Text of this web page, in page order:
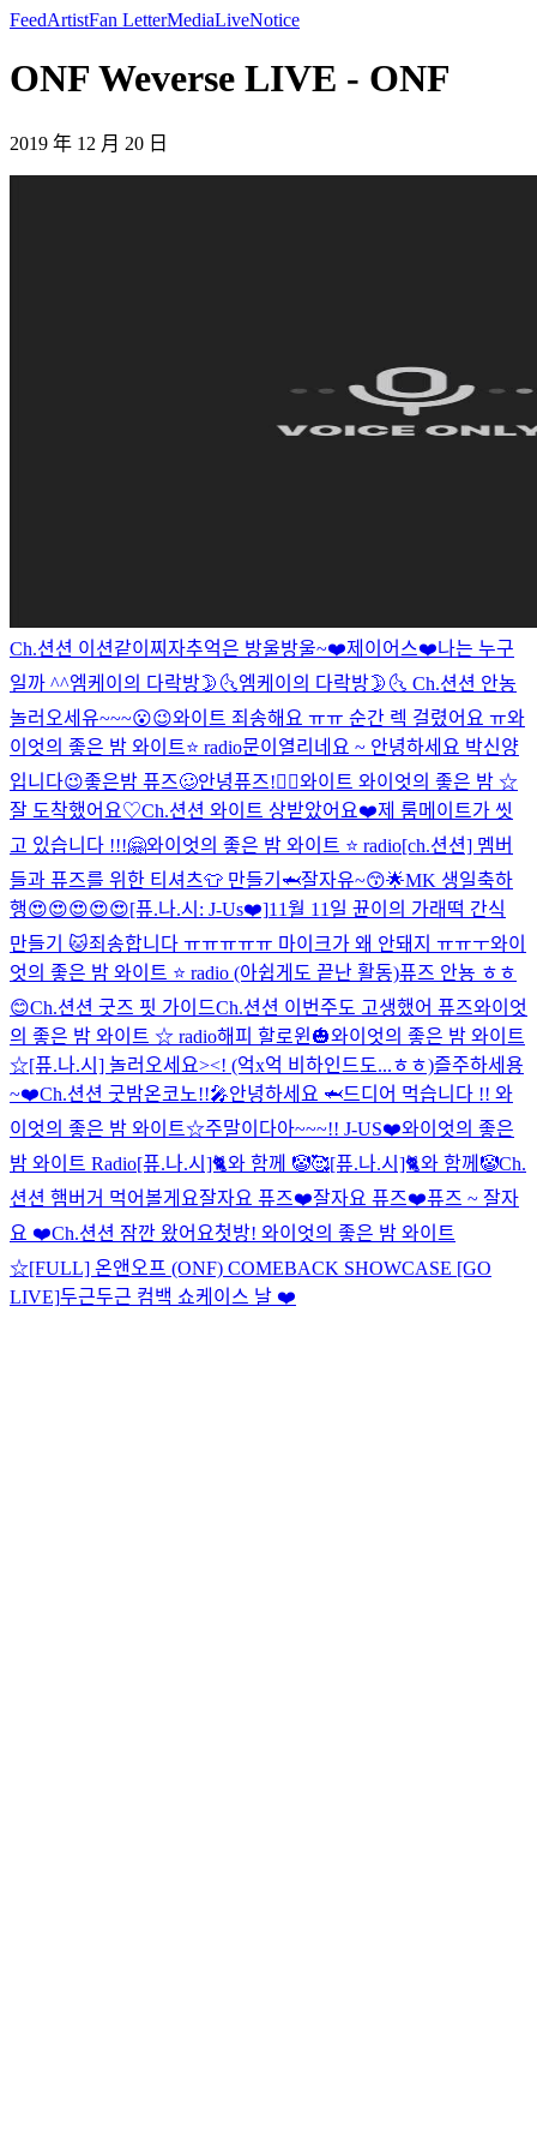
FeedArtistFan LetterMediaLiveNotice
ONF Weverse LIVE - ONF
2019 年 12 月 20 日
Ch.션션 이션같이찌자추억은 방울방울~❤️제이어스❤️나는 누구
일까 ^^엠케이의 다락방🌛🌜엠케이의 다락방🌛🌜 Ch.션션 안농
놀러오세유~~~😮😉와이트 죄송해요 ㅠㅠ 순간 렉 걸렸어요 ㅠ와
이엇의 좋은 밤 와이트⭐️ radio문이열리네요 ~ 안녕하세요 박신양
입니다😉좋은밤 퓨즈🥴안녕퓨즈!👍🏻와이트 와이엇의 좋은 밤 ☆
잘 도착했어요♡Ch.션션 와이트 상받았어요❤️제 룸메이트가 씻
고 있습니다 !!!🤗와이엇의 좋은 밤 와이트 ⭐️ radio[ch.션션] 멤버
들과 퓨즈를 위한 티셔츠👕 만들기🦈잘자유~😙🌟MK 생일축하
행😍😍😍😍😍[퓨.나.시: J-Us❤️]11월 11일 뀬이의 가래떡 간식
만들기 🐱죄송합니다 ㅠㅠㅠㅠㅠ 마이크가 왜 안돼지 ㅠㅠㅜ와이
엇의 좋은 밤 와이트 ⭐️ radio (아쉽게도 끝난 활동)퓨즈 안뇽 ㅎㅎ
😊Ch.션션 굿즈 핏 가이드Ch.션션 이번주도 고생했어 퓨즈와이엇
의 좋은 밤 와이트 ☆ radio해피 할로윈🎃와이엇의 좋은 밤 와이트
☆[퓨.나.시] 놀러오세요><! (억x억 비하인드도...ㅎㅎ)즐주하세용
~❤️Ch.션션 굿밤온코노!!🎤안녕하세요 🦈드디어 먹습니다 !! 와
이엇의 좋은 밤 와이트☆주말이다아~~~!! J-US❤️와이엇의 좋은
밤 와이트 Radio[퓨.나.시]🐈와 함께 🤡🥰[퓨.나.시]🐈와 함께🤡Ch.
션션 햄버거 먹어볼게요잘자요 퓨즈❤️잘자요 퓨즈❤️퓨즈 ~ 잘자
요 ❤️Ch.션션 잠깐 왔어요첫방! 와이엇의 좋은 밤 와이트
☆[FULL] 온앤오프 (ONF) COMEBACK SHOWCASE [GO
LIVE]두근두근 컴백 쇼케이스 날 ❤️